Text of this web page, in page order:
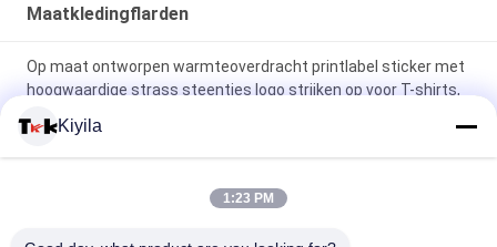
Maatkledingflarden
Op maat ontworpen warmteoverdracht printlabel sticker met
hoogwaardige strass steentjes logo strijken op voor T-shirts,
Silicone kleefplaster wasbare pleisters Silicone tandenborstel
Kiyila
1:23 PM